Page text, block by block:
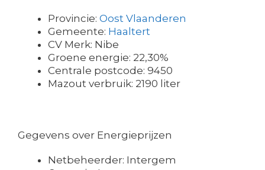
Provincie: Oost Vlaanderen
Gemeente: Haaltert
CV Merk: Nibe
Groene energie: 22,30%
Centrale postcode: 9450
Mazout verbruik: 2190 liter
Gegevens over Energieprijzen
Netbeheerder: Intergem